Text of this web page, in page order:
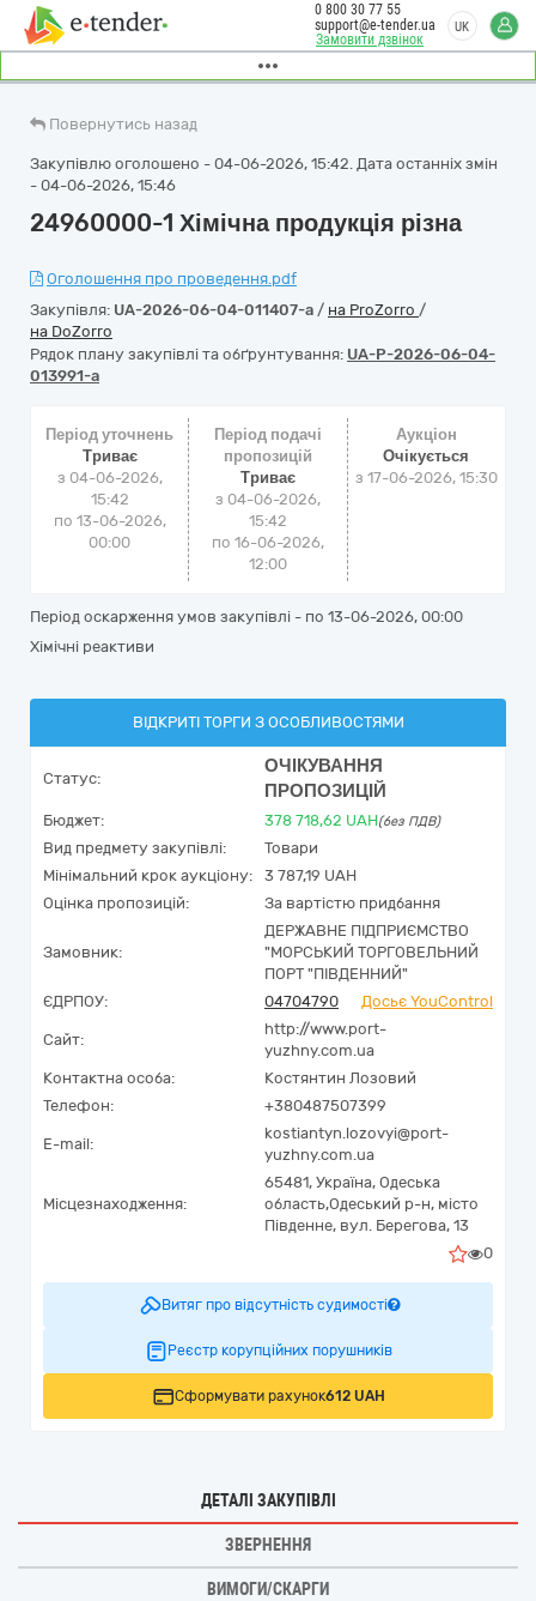
Замовити дзвінок
0 800 30 77 55
support@e-tender.ua
UK
Повернутись назад
Закупівлю оголошено - 04-06-2026, 15:42. Дата останніх змін
- 04-06-2026, 15:46
24960000-1 Хімічна продукція різна
Оголошення про проведення.pdf
Закупівля: UA-2026-06-04-011407-a / на ProZorro /
на DoZorro
Рядок плану закупівлі та обґрунтування: UA-P-2026-06-04-
013991-a
Період уточнень
Триває
з 04-06-2026,
15:42
по 13-06-2026,
00:00
Період подачі
пропозицій
Триває
з 04-06-2026,
15:42
по 16-06-2026,
12:00
Аукціон
Очікується
з 17-06-2026, 15:30
Період оскарження умов закупівлі - по 13-06-2026, 00:00
Хімічні реактиви
ВІДКРИТІ ТОРГИ З ОСОБЛИВОСТЯМИ
Статус:
ОЧІКУВАННЯ
ПРОПОЗИЦІЙ
Бюджет: 378 718,62 UAH(без ПДВ)
Вид предмету закупівлі:
Товари
Мінімальний крок аукціону:
3 787,19 UAH
Оцінка пропозицій:
За вартістю придбання
Замовник:
ДЕРЖАВНЕ ПІДПРИЄМСТВО
"МОРСЬКИЙ ТОРГОВЕЛЬНИЙ
ПОРТ "ПІВДЕННИЙ"
ЄДРПОУ:
04704790 Досьє YouControl
Сайт:
http://www.port-
yuzhny.com.ua
Контактна особа:
Костянтин Лозовий
Телефон:
+380487507399
E-mail:
kostiantyn.lozovyi@port-
yuzhny.com.ua
Місцезнаходження:
65481, Україна, Одеська
область,Одеський р-н, місто
Південне, вул. Берегова, 13
0
Витяг про відсутність судимості
Реєстр корупційних порушників
Сформувати рахунок612 UAH
ДЕТАЛІ ЗАКУПІВЛІ
ЗВЕРНЕННЯ
ВИМОГИ/СКАРГИ